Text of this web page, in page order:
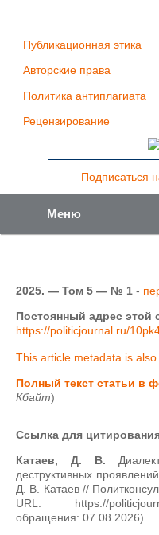
Публикационная этика
Авторские права
Политика антиплагиата
Рецензирование
Подписаться
Меню
2025. — Том 5 — № 1 -
Постоянный адрес этой
https://politicjournal.ru/
This article metadata is
Полный текст статьи в
Кбайт)
Ссылка для
Катаев, Д. В.
деструктивных
Д. В. Катаев //
URL: https://
обращения: 07.08.2026).